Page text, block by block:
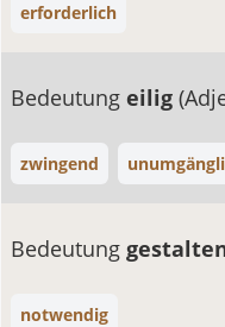
erforderlich
Bedeutung eilig
zwingend
Bedeutung
notwendig